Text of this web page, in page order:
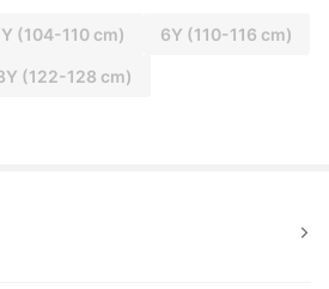
(104-110 cm) 6Y (110-116 cm)
(122-128 cm)